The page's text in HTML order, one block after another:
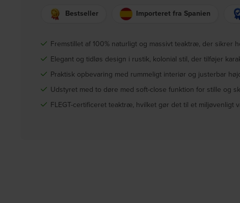
Bestseller Importeret fra Spanien
Fremstillet af 100% naturligt og massivt teaktræ, der sikrer
Elegant og tidløs design i rustik, kolonial stil, der tilføjer
Praktisk opbevaring med rummeligt interiør og justerbar
Udstyret med to døre med soft-close funktion for stille og
FLEGT-certificeret teaktræ, hvilket gør det til et miljøvenligt